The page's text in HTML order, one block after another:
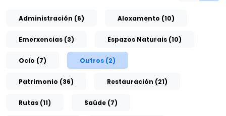
Administración (6) Aloxamento (10)
Emerxencias (3) Espazos Naturais (10)
Ocio (7) Outros (2)
Patrimonio (36) Restauración (21)
Rutas (11) Saúde (7)